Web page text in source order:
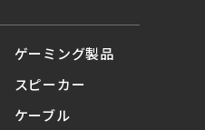
ゲーミング製品
スピーカー
ケーブル